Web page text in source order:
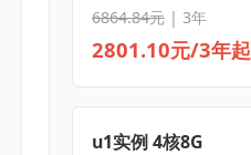
6864.84元| 3年
2801.10元/3年起
u1实例 4核8G